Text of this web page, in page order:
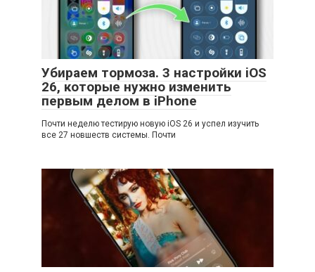
Убираем тормоза. 3 настройки iOS
26, которые нужно изменить
первым делом в iPhone
Почти неделю тестирую новую iOS 26 и успел изучить
все 27 новшеств системы. Почти